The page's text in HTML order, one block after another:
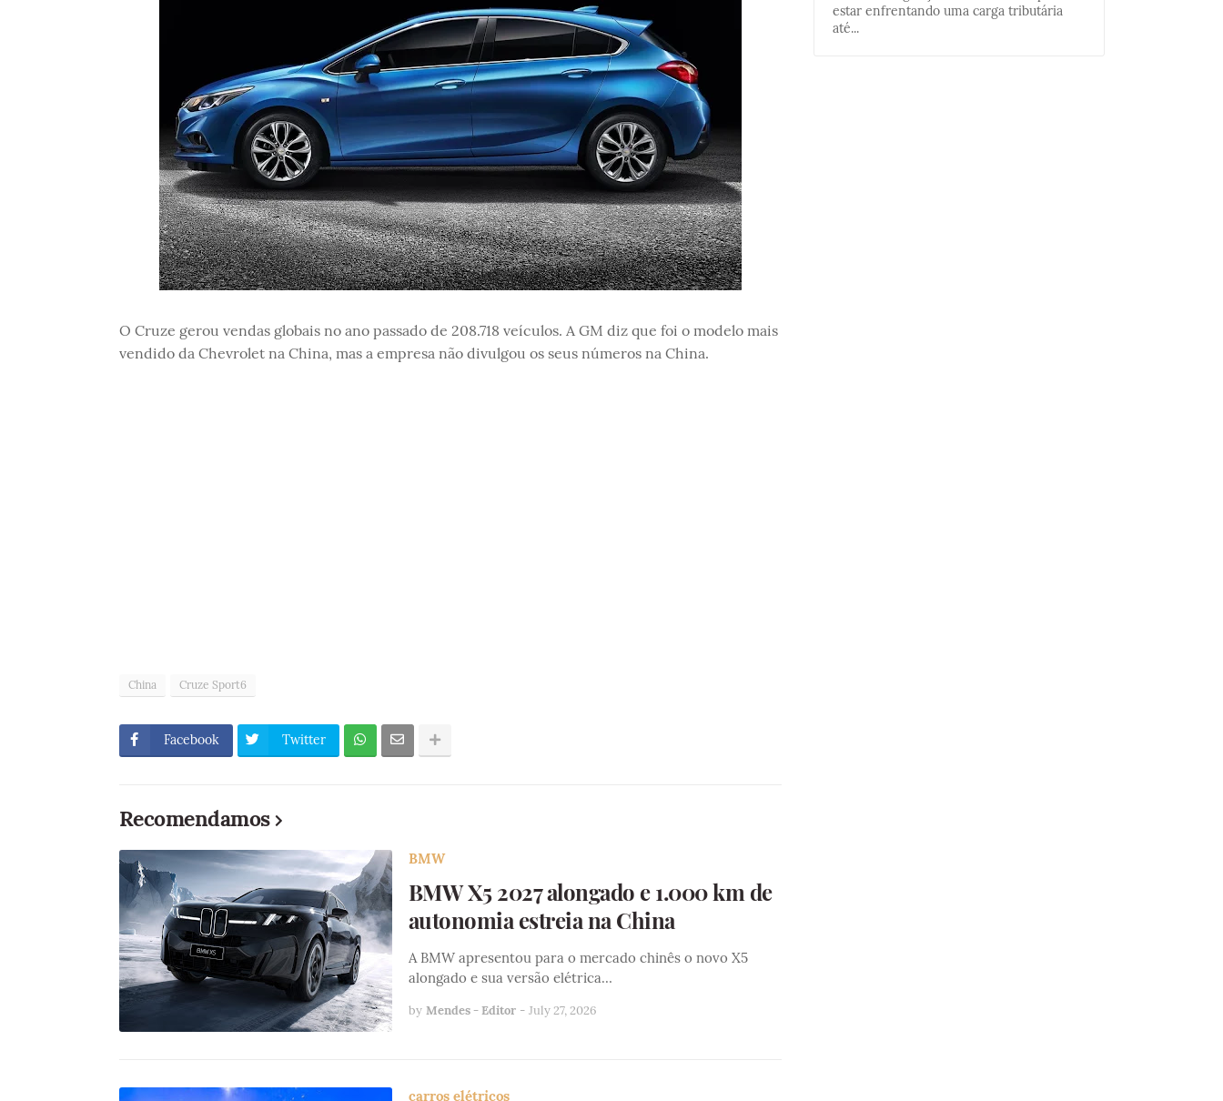
O Cruze gerou vendas globais no ano passado de 208.718 veículos. A GM diz que foi o modelo mais
vendido da Chevrolet na China, mas a empresa não divulgou os seus números na China.
China Cruze Sport6
Facebook Twitter
Recomendamos
BMW
BMW X5 2027 alongado e 1.000 km de
autonomia estreia na China
A BMW apresentou para o mercado chinês o novo X5
alongado e sua versão elétrica…
by Mendes - Editor - July 27, 2026
carros elétricos
estar enfrentando uma carga tributária
até...